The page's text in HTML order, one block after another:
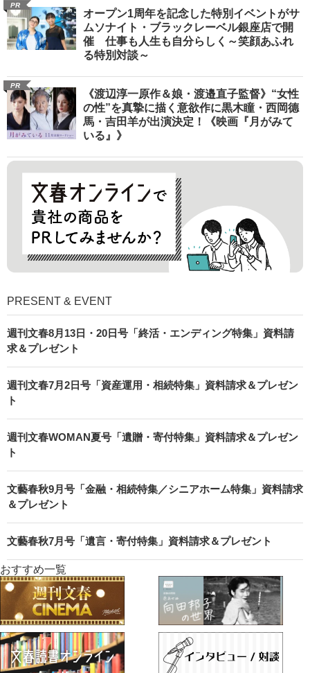
PR
オープン1周年を記念した特別イベントがサ
ムソナイト・ブラックレーベル銀座店で開
催 仕事も人生も自分らしく～笑顔あふれ
る特別対談～
PR
《渡辺淳一原作＆娘・渡邉直子監督》“女性
の性”を真摯に描く意欲作に黒木瞳・西岡德
馬・吉田羊が出演決定！《映画『月がみて
いる』》
PRESENT & EVENT
週刊文春8月13日・20日号「終活・エンディング特集」資料請
求＆プレゼント
週刊文春7月2日号「資産運用・相続特集」資料請求＆プレゼン
ト
週刊文春WOMAN夏号「遺贈・寄付特集」資料請求＆プレゼン
ト
文藝春秋9月号「金融・相続特集／シニアホーム特集」資料請求
＆プレゼント
文藝春秋7月号「遺言・寄付特集」資料請求＆プレゼント
おすすめ一覧